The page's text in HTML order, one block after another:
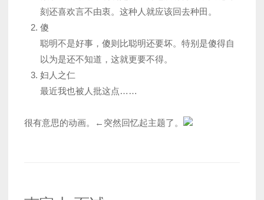
刻还喜欢言不由衷。这种人就应该回去种田。
傻
聪明不是好事，傻则比聪明还要坏。特别是傻得自
以为是还不知道，这就更要不得。
妇人之仁
最近我也被人批这点……
很有意思的动画。←突然回忆起主题了。